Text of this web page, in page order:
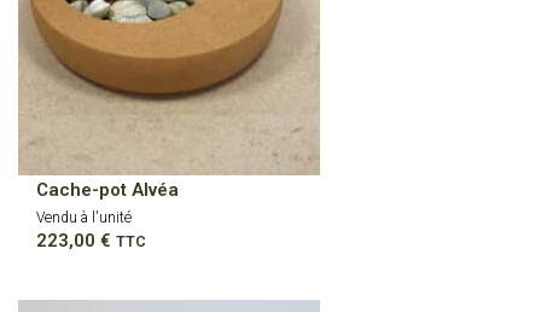
Cache-pot Alvéa
Vendu à l'unité
223,00 € TTC